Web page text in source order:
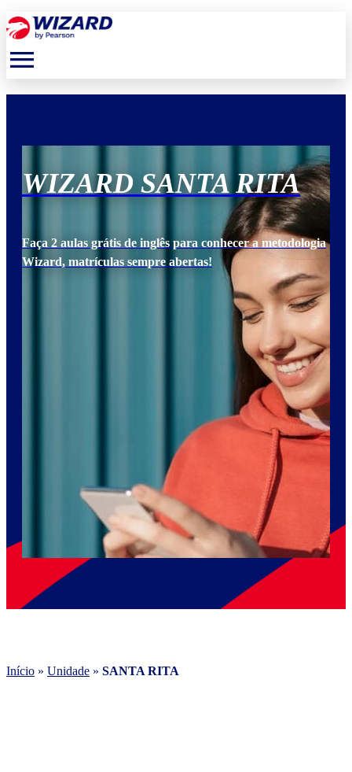
menu
WIZARD SANTA RITA
Faça 2 aulas grátis de inglês para conhecer a metodologia
Wizard, matrículas sempre abertas!
Início » Unidade » SANTA RITA